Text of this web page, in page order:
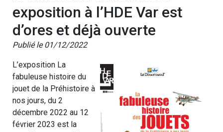
exposition à l’HDE Var est
d’ores et déjà ouverte
Publié le 01/12/2022
L’exposition La
fabuleuse histoire du
jouet de la Préhistoire à
nos jours, du 2
décembre 2022 au 12
février 2023 est la